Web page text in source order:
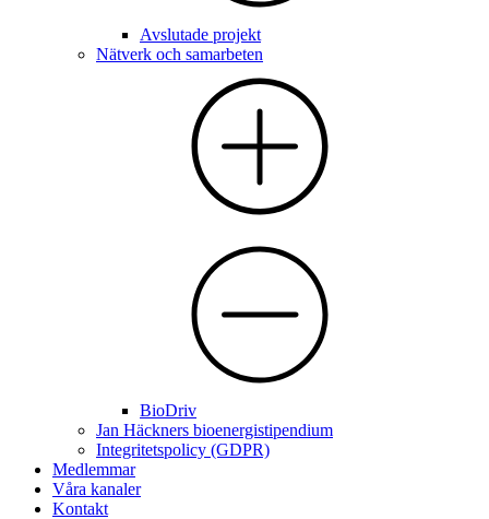
Avslutade projekt
Nätverk och samarbeten
BioDriv
Jan Häckners bioenergistipendium
Integritetspolicy (GDPR)
Medlemmar
Våra kanaler
Kontakt